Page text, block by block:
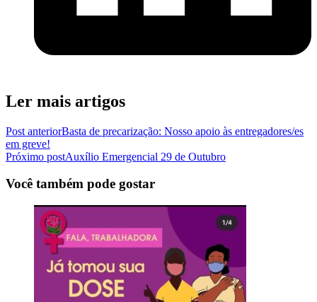
Ler mais artigos
Post anteriorBasta de precarização: Nosso apoio às entregadores/es
em greve!
Próximo postAuxílio Emergencial 29 de Outubro
Você também pode gostar